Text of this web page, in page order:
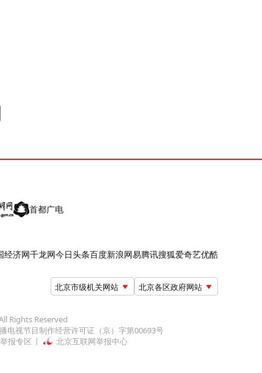
首都广电
经济网千龙网今日头条百度新浪网易腾讯搜狐爱奇艺优酷
北京市级机关网站 北京各区政府网站
Rights Reserved
电视节目制作经营许可证（京）字第00693号
报专区 北京互联网举报中心